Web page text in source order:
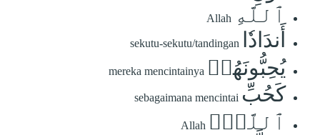
ٱللَّهِ Allah
أَندَادٗا sekutu-sekutu/tandingan
يُحِبُّونَهُمۡ mereka mencintainya
كَحُبِّ sebagaimana mencintai
ٱللَّهِۖ Allah